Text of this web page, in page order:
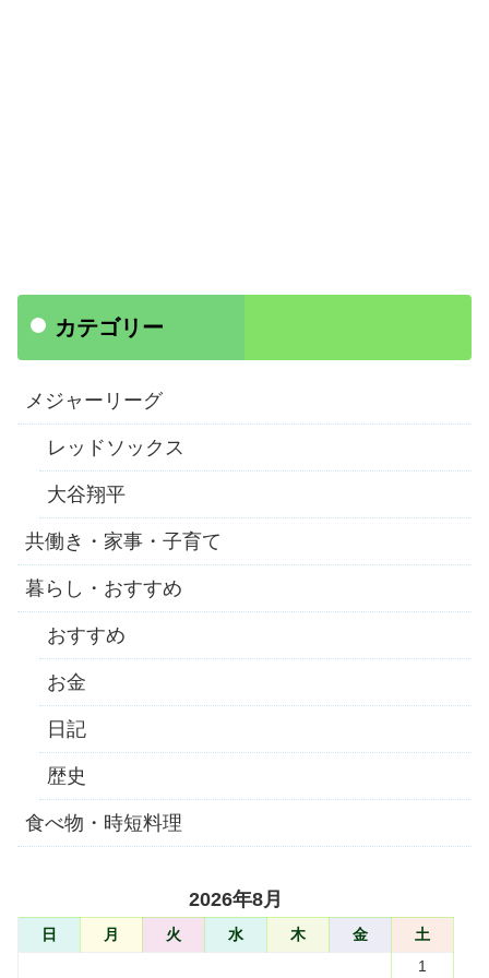
カテゴリー
メジャーリーグ
レッドソックス
大谷翔平
共働き・家事・子育て
暮らし・おすすめ
おすすめ
お金
日記
歴史
食べ物・時短料理
2026年8月
日 月 火 水 木 金
土
1